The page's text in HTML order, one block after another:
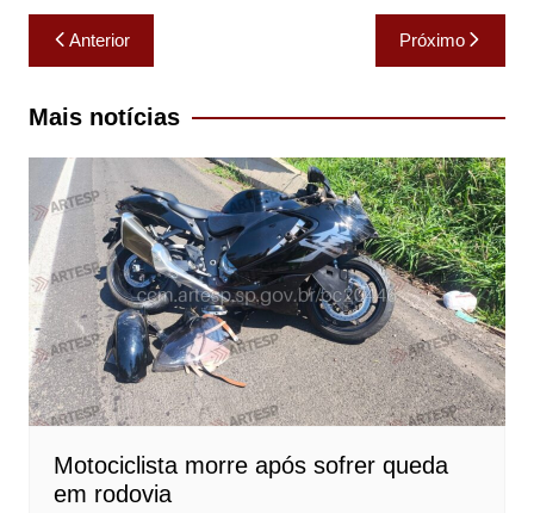
Navegação
de
Post
Anterior Próximo
Mais notícias
Motociclista morre após sofrer queda
em rodovia